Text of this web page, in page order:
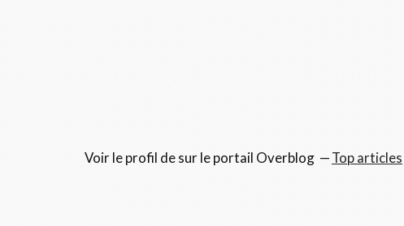
Voir le profil desur le portail Overblog Top articles